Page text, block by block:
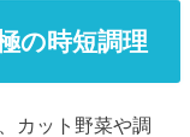
の時短調理
カット野菜や調